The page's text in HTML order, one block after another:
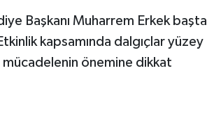
Başkanı Muharrem Erkek başta
kapsamında dalgıçlar yüzey
önemine dikkat